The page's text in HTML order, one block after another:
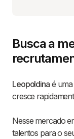
Busca a
Leopoldinaé uma
cresce
Nesse mercado
talentos para o